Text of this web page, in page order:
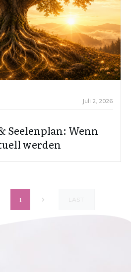
Juli 2, 2026
Seelenplan: Wenn
werden
1 LAST